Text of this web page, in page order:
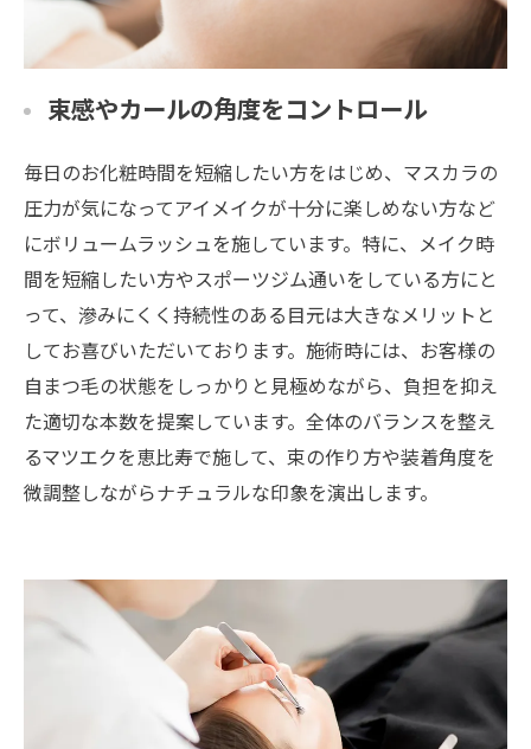
束感やカールの角度をコントロール
毎日のお化粧時間を短縮したい方をはじめ、マスカラの
圧力が気になってアイメイクが十分に楽しめない方など
にボリュームラッシュを施しています。特に、メイク時
間を短縮したい方やスポーツジム通いをしている方にと
って、滲みにくく持続性のある目元は大きなメリットと
してお喜びいただいております。施術時には、お客様の
自まつ毛の状態をしっかりと見極めながら、負担を抑え
た適切な本数を提案しています。全体のバランスを整え
るマツエクを恵比寿で施して、束の作り方や装着角度を
微調整しながらナチュラルな印象を演出します。